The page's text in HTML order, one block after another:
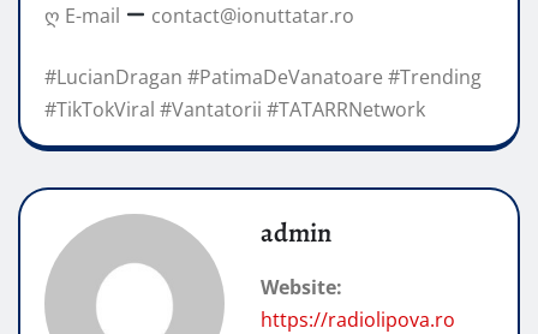
ღ E-mail
contact@ionuttatar.ro
#LucianDragan #PatimaDeVanatoare #Trending
#TikTokViral #Vantatorii #TATARRNetwork
admin
Website:
https://radiolipova.ro